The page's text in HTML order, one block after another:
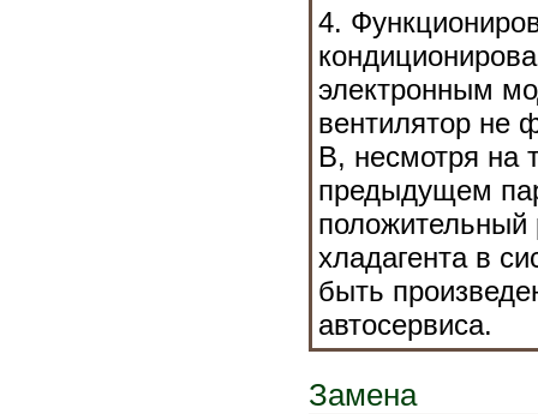
4.
электронным
вентилятор не
В, несмотря на
предыдущем
положительный
хладагента в
быть
автосервиса.
Замена